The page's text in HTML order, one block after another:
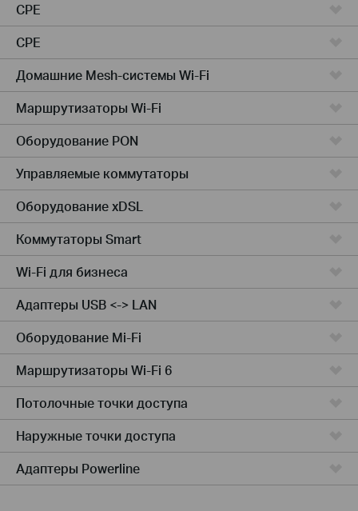
CPE
CPE
Домашние Mesh-системы Wi-Fi
Маршрутизаторы Wi-Fi
Оборудование PON
Управляемые коммутаторы
Оборудование xDSL
Коммутаторы Smart
Wi-Fi для бизнеса
Адаптеры USB <-> LAN
Оборудование Mi-Fi
Маршрутизаторы Wi-Fi 6
Потолочные точки доступа
Наружные точки доступа
Адаптеры Powerline